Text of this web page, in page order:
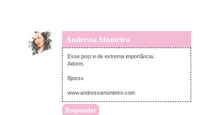
Andressa Monteiro
segunda-feira, agosto 02, 2021
Esse post e de extrema importância.
Adorei.
Bjosss
www.andressamonteiro.com
Responder